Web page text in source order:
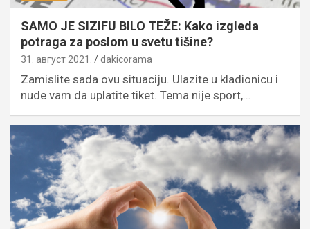
SAMO JE SIZIFU BILO TEŽE: Kako izgleda
potraga za poslom u svetu tišine?
31. август 2021. dakicorama
Zamislite sada ovu situaciju. Ulazite u kladionicu i
nude vam da uplatite tiket. Tema nije sport,…